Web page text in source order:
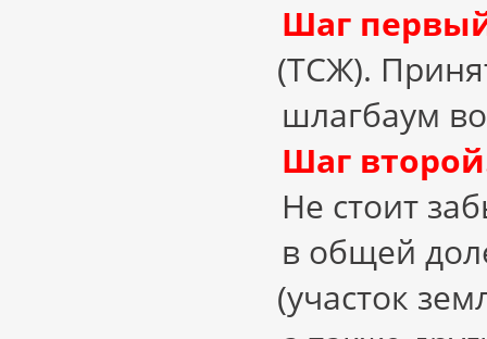
Шаг
(ТСЖ).
шлагбаум
Шаг
Не стоит
в общей
(участок